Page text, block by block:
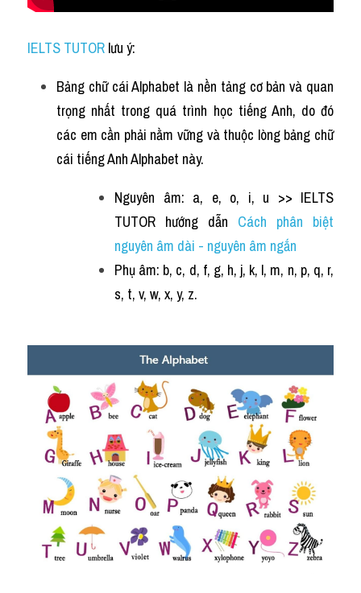
IELTS TUTOR lưu ý:
Bảng chữ cái Alphabet là nền tảng cơ bản và quan
trọng nhất trong quá trình học tiếng Anh, do đó
các em cần phải nằm vững và thuộc lòng bảng chữ
cái tiếng Anh Alphabet này.
Nguyên âm: a, e, o, i, u >> IELTS
TUTOR hướng dẫn Cách phân biệt
nguyên âm dài - nguyên âm ngắn
Phụ âm: b, c, d, f, g, h, j, k, l, m, n, p, q, r,
s, t, v, w, x, y, z.